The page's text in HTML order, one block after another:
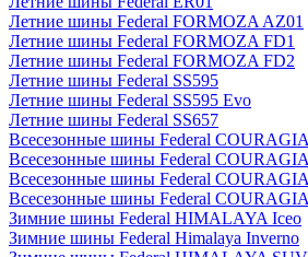
Летние шины Federal FORMOZA AZ01
Летние шины Federal FORMOZA FD1
Летние шины Federal FORMOZA FD2
Летние шины Federal SS595
Летние шины Federal SS595 Evo
Летние шины Federal SS657
Всесезонные шины Federal
Всесезонные шины Federal
Всесезонные шины Federal
Всесезонные шины Federal
Зимние шины Federal HIMALAYA Iceo
Зимние шины Federal Himalaya Inverno